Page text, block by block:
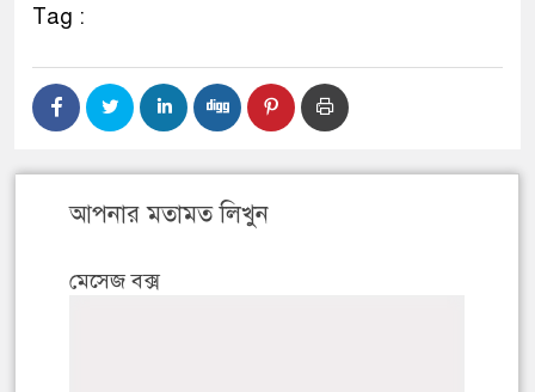
Tag :
আপনার মতামত লিখুন
মেসেজ বক্স